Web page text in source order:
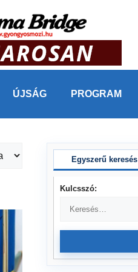
ÚJSÁG PROGRAM
Egyszerű keresés
Kulcsszó: